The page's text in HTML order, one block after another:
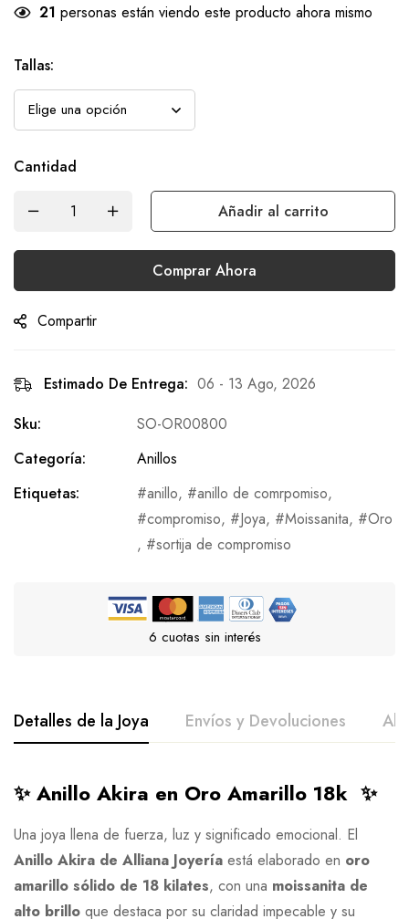
21 personas están viendo este producto ahora mismo
Tallas:
Cantidad
Añadir al carrito
Comprar Ahora
Compartir
Estimado De Entrega: 06 - 13 Ago, 2026
Sku:
SO-OR00800
Categoría:
Anillos
Etiquetas:
anillo, anillo de comrpomiso,
compromiso, Joya, Moissanita,
Oro
,
sortija de compromiso
6 cuotas sin interés
Detalles de la Joya Envíos y Devoluciones
✨ Anillo Akira en Oro Amarillo 18k ✨
Una joya llena de fuerza, luz y significado emocional. El
Anillo Akira de Alliana Joyería está elaborado en oro
amarillo sólido de 18 kilates, con una moissanita de
alto brillo que destaca por su claridad impecable y su